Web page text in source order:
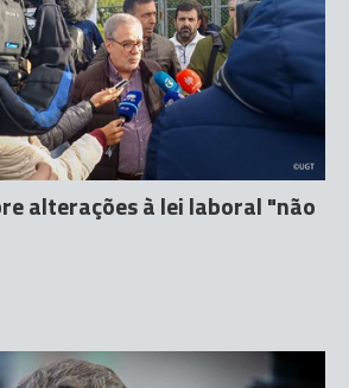
alterações à lei laboral "não